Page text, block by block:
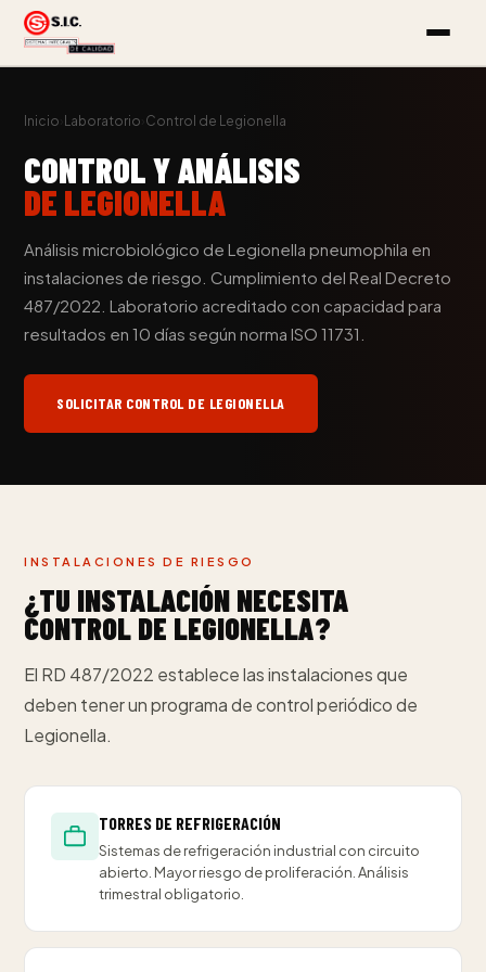
Inicio Laboratorio Control de Legionella
CONTROL Y ANÁLISIS
DE LEGIONELLA
Análisis microbiológico de Legionella pneumophila en
instalaciones de riesgo. Cumplimiento del Real Decreto
487/2022. Laboratorio acreditado con capacidad para
resultados en 10 días según norma ISO 11731.
SOLICITAR CONTROL DE LEGIONELLA
INSTALACIONES DE RIESGO
¿TU INSTALACIÓN NECESITA
CONTROL DE LEGIONELLA?
El RD 487/2022 establece las instalaciones que
deben tener un programa de control periódico de
Legionella.
TORRES DE REFRIGERACIÓN
Sistemas de refrigeración industrial con circuito
abierto. Mayor riesgo de proliferación. Análisis
trimestral obligatorio.